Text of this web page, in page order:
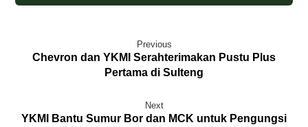
Previous
Chevron dan YKMI Serahterimakan Pustu Plus
Pertama di Sulteng
Next
YKMI Bantu Sumur Bor dan MCK untuk Pengungsi